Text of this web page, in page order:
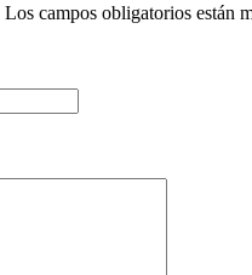
Los campos obligatorios están